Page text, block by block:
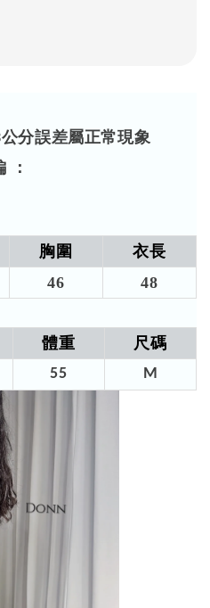
公分誤差屬正常現象
：
胸圍
衣長
46 48
體重 尺碼
55 M